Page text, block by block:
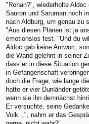
"Rohan?", wiederholte
Sauron und Saruman noch
nach Aldburg, um genau zu
"Aus diesen Plänen ist ja
emotionslos fest. "Und du
Aldoc gab keine Antwort,
die Wand gelehnt in seiner
dass er in diese Situation
in Gefangenschaft
doch die Frage, wie lange
hatte er vier Dunländer
wenn sie ihn demnächst
Er versuchte, seine
Volk...", nahm er das